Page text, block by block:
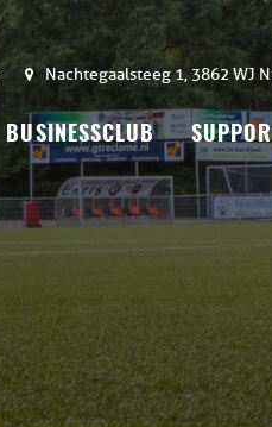
Nachtegaalsteeg 1, 3862 WJ
BUSINESSCLUB